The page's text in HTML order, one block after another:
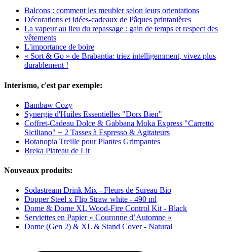
Balcons : comment les meubler selon leurs orientations
Décorations et idées-cadeaux de Pâques printanières
La vapeur au lieu du repassage : gain de temps et respect des
vêtements
L'importance de boire
« Sort & Go » de Brabantia: triez intelligemment, vivez plus
durablement !
Interismo, c'est par exemple:
Bambaw Cozy
Synergie d'Huiles Essentielles "Dors Bien"
Coffret-Cadeau Dolce & Gabbana Moka Express "Carretto
Siciliano" + 2 Tasses à Espresso & Agitateurs
Botanopia Treille pour Plantes Grimpantes
Breka Plateau de Lit
Nouveaux produits:
Sodastream Drink Mix - Fleurs de Sureau Bio
Dopper Steel x Flip Straw white - 490 ml
Dome & Dome XL Wood-Fire Control Kit - Black
Serviettes en Papier « Couronne d’Automne »
Dome (Gen 2) & XL & Stand Cover - Natural